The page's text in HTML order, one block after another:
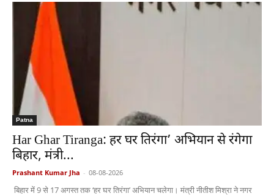
Patna
Har Ghar Tiranga: हर घर तिरंगा’ अभियान से रंगेगा
बिहार, मंत्री...
Prashant Kumar Jha - 08-08-2026
बिहार में 9 से 17 अगस्त तक ‘हर घर तिरंगा’ अभियान चलेगा। मंत्री नीतीश मिश्रा ने नगर